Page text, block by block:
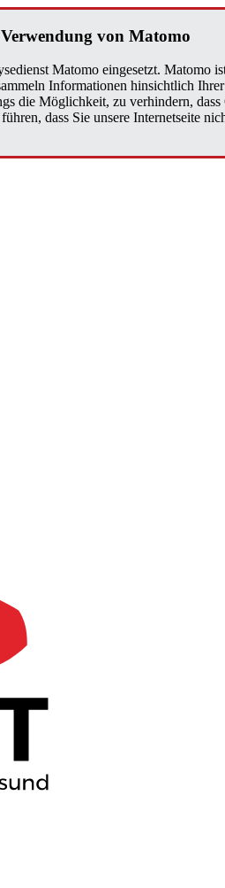
von Ma­to­mo
Matomo eingesetzt.
Informationen hinsichtlich
die Möglichkeit, zu verhindern,
dass Sie unsere Internetseite